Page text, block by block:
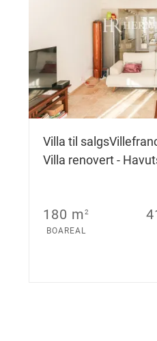
Villa til salgs
Villa renovert -
180 m2
BOAREAL